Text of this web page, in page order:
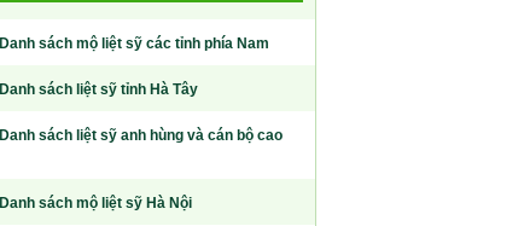
Danh sách mộ liệt sỹ các tỉnh phía Nam
Danh sách liệt sỹ tỉnh Hà Tây
Danh sách liệt sỹ anh hùng và cán bộ cao
Danh sách mộ liệt sỹ Hà Nội